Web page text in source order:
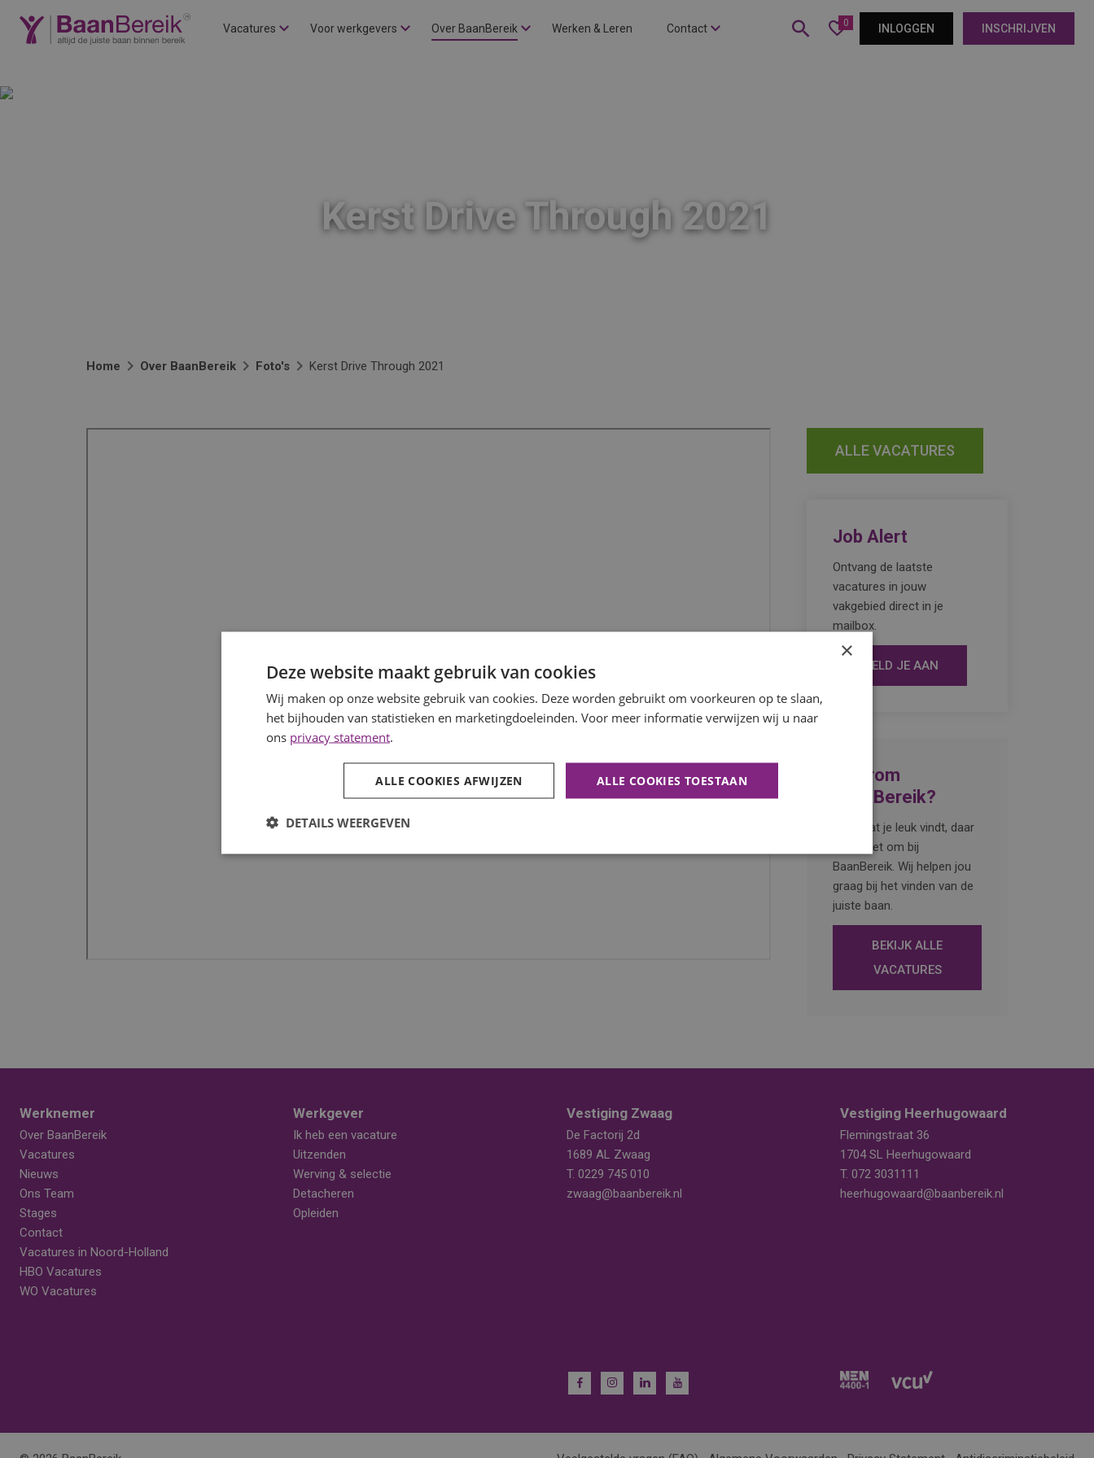
Vacatures Voor werkgevers Over BaanBereik Werken & Leren Contact 0 INLOGGEN INSCHRIJVEN
Kerst Drive Through 2021
Home Over BaanBereik Foto's Kerst Drive Through 2021
ALLE VACATURES
Job Alert
Ontvang de laatste
vacatures in jouw
vakgebied direct in je
mailbox.
MELD JE AAN
Waarom
BaanBereik?
Werk dat je leuk vindt, daar
draait het om bij
BaanBereik. Wij helpen jou
graag bij het vinden van de
juiste baan.
BEKIJK ALLE
VACATURES
Werknemer
Over BaanBereik
Vacatures
Nieuws
Ons Team
Stages
Contact
Vacatures in Noord-Holland
HBO Vacatures
WO Vacatures
Werkgever
Ik heb een vacature
Uitzenden
Werving & selectie
Detacheren
Opleiden
Vestiging Zwaag
De Factorij 2d
1689 AL Zwaag
T. 0229 745 010
zwaag@baanbereik.nl
Vestiging Heerhugowaard
Flemingstraat 36
1704 SL Heerhugowaard
T. 072 3031111
heerhugowaard@baanbereik.nl
×
Deze website maakt gebruik van cookies
Wij maken op onze website gebruik van cookies. Deze worden gebruikt om voorkeuren op te slaan,
het bijhouden van statistieken en marketingdoeleinden. Voor meer informatie verwijzen wij u naar
ons privacy statement.
ALLE COOKIES TOESTAAN
ALLE COOKIES AFWIJZEN
DETAILS WEERGEVEN